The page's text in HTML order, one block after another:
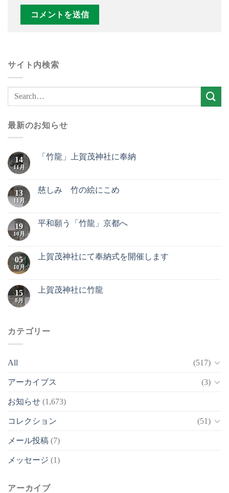
サイト内検索
最新のお知らせ
14
11月
「竹龍」上賀茂神社に奉納
13
11月
慈しみ 竹の絵にこめ
19
10月
平和願う「竹龍」京都へ
05
10月
上賀茂神社にて奉納式を開催します
15
8月
上賀茂神社に竹龍
カテゴリー
All (517)
アーカイブス (3)
お知らせ (1,673)
コレクション (51)
メール投稿 (7)
メッセージ (1)
アーカイブ